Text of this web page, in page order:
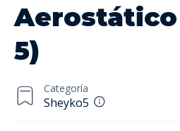
Categoría
Sheyko5
5)